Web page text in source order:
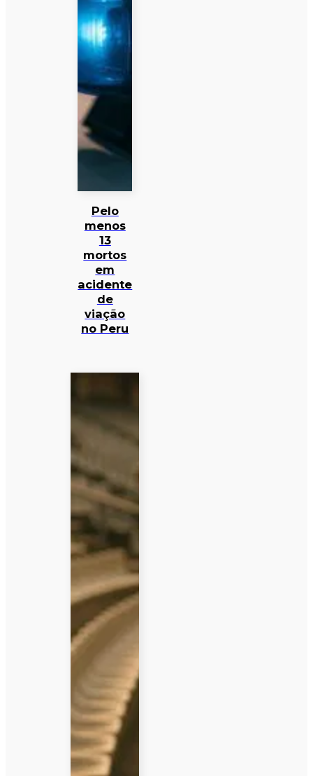
Pelo
menos
13
mortos
em
acidente
de
viação
no Peru